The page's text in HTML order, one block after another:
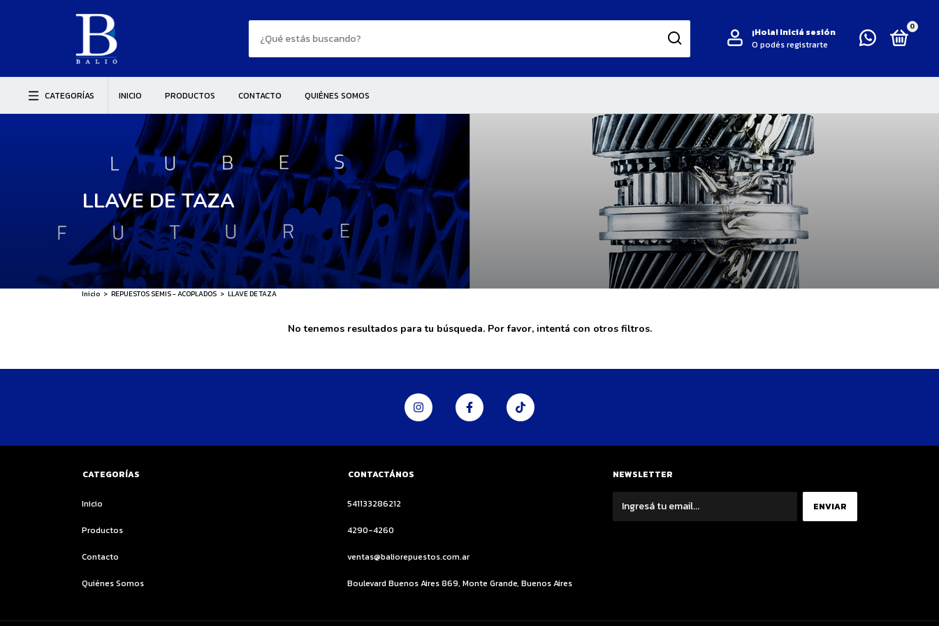
¡Hola!Iniciá sesión
O podés registrarte
0
CATEGORÍAS INICIO PRODUCTOS CONTACTO QUIÉNES SOMOS
LLAVE DE TAZA
Inicio > REPUESTOS SEMIS - ACOPLADOS > LLAVE DE TAZA
No tenemos resultados para tu búsqueda. Por favor, intentá con otros filtros.
CATEGORÍAS
Inicio
Productos
Contacto
Quiénes Somos
CONTACTÁNOS
541133286212
4290-4260
ventas@baliorepuestos.com.ar
Boulevard Buenos Aires 869, Monte Grande, Buenos Aires
NEWSLETTER